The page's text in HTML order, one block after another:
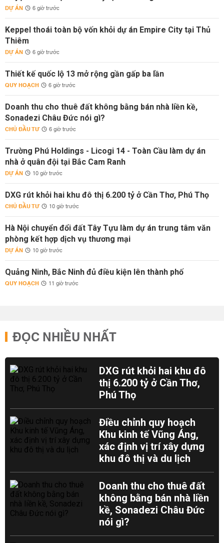
DỰ ÁN 6 giờ trước
Keppel thoái toàn bộ vốn khỏi dự án Empire City tại Thủ
Thiêm
DỰ ÁN 6 giờ trước
Thiết kế quốc lộ 13 mở rộng gần gấp ba lần
QUY HOẠCH 6 giờ trước
Doanh thu cho thuê đất không bằng bán nhà liền kề,
Sonadezi Châu Đức nói gì?
CHỦ ĐẦU TƯ 6 giờ trước
Trường Phú Holdings - Licogi 14 - Toàn Cầu làm dự án
nhà ở quân đội tại Bắc Cam Ranh
DỰ ÁN 10 giờ trước
DXG rút khỏi hai khu đô thị 6.200 tỷ ở Cần Thơ, Phú Thọ
CHỦ ĐẦU TƯ 10 giờ trước
Hà Nội chuyển đổi đất Tây Tựu làm dự án trung tâm văn
phòng kết hợp dịch vụ thương mại
DỰ ÁN 10 giờ trước
Quảng Ninh, Bắc Ninh đủ điều kiện lên thành phố
QUY HOẠCH 11 giờ trước
ĐỌC NHIỀU NHẤT
DXG rút khỏi hai khu đô
thị 6.200 tỷ ở Cần Thơ,
Phú Thọ
Điều chỉnh quy hoạch
Khu kinh tế Vũng Áng,
xác định vị trí xây dựng
khu đô thị và du lịch
Doanh thu cho thuê đất
không bằng bán nhà liền
kề, Sonadezi Châu Đức
nói gì?